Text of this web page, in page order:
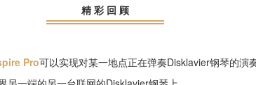
精 彩 回 顾
Pro可以实现对某一地点正在弹奏Disklavier钢琴的演